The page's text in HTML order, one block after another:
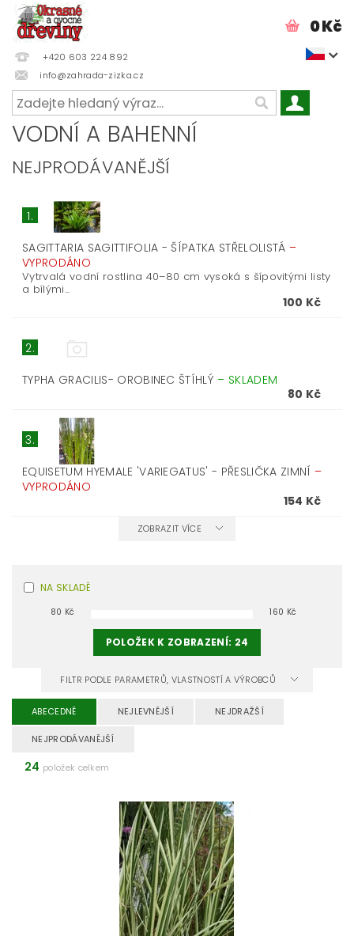
+420 603 224 892
info@zahrada-zizka.cz
0 Kč
VODNÍ A BAHENNÍ
NEJPRODÁVANĚJŠÍ
1.
SAGITTARIA SAGITTIFOLIA - ŠÍPATKA STŘELOLISTÁ –
VYPRODÁNO
Vytrvalá vodní rostlina 40–80 cm vysoká s šípovitými listy
a bílými...
100 Kč
2.
TYPHA GRACILIS- OROBINEC ŠTÍHLÝ – SKLADEM
80 Kč
3.
EQUISETUM HYEMALE 'VARIEGATUS' - PŘESLIČKA ZIMNÍ –
VYPRODÁNO
154 Kč
ZOBRAZIT VÍCE
NA SKLADĚ
80 Kč 160 Kč
POLOŽEK K ZOBRAZENÍ: 24
FILTR PODLE PARAMETRŮ, VLASTNOSTÍ A VÝROBCŮ
ABECEDNĚ NEJLEVNĚJŠÍ NEJDRAŽŠÍ
NEJPRODÁVANĚJŠÍ
24 položek celkem